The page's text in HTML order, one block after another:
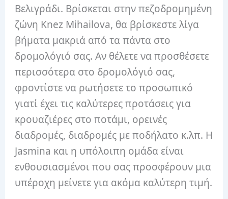
Βελιγράδι. Βρίσκεται στην πεζοδρομημένη
ζώνη Knez Mihailova, θα βρίσκεστε λίγα
βήματα μακριά από τα πάντα στο
δρομολόγιό σας. Αν θέλετε να προσθέσετε
περισσότερα στο δρομολόγιό σας,
φροντίστε να ρωτήσετε το προσωπικό
γιατί έχει τις καλύτερες προτάσεις για
κρουαζιέρες στο ποτάμι, ορεινές
διαδρομές, διαδρομές με ποδήλατο κ.λπ. Η
Jasmina και η υπόλοιπη ομάδα είναι
ενθουσιασμένοι που σας προσφέρουν μια
υπέροχη μείνετε για ακόμα καλύτερη τιμή.